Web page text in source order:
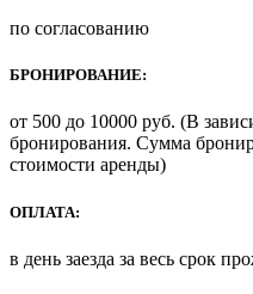
по согласованию
БРОНИРОВАНИЕ:
от 500 до 10000 руб. (В
бронирования. Сумма
стоимости аренды)
ОПЛАТА:
в день заезда за весь срок